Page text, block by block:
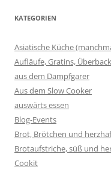
KATEGORIEN
Asiatische Küche
Aufläufe, Gratins,
aus dem Dampfgarer
Aus dem Slow Cooker
auswärts essen
Blog-Events
Brot, Brötchen und
Brotaufstriche, süß und
Cookit